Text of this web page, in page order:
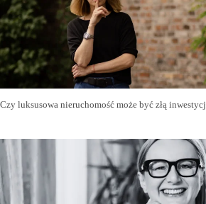
Czy luksusowa nieruchomość może być złą